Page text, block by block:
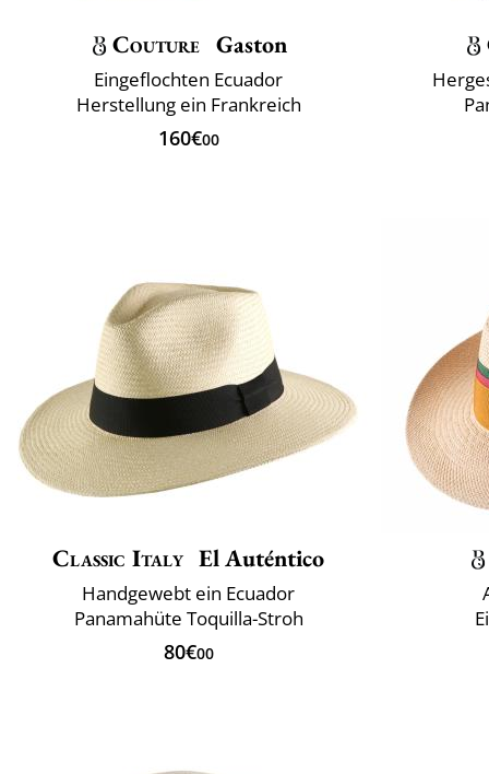
Couture Gaston
Eingeflochten Ecuador
Herstellung ein Frankreich
160€00
Classic Italy El Auténtico
Handgewebt ein Ecuador
Panamahüte Toquilla-Stroh
80€00